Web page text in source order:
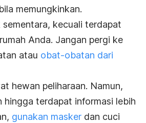
memungkinkan.
kecuali terdapat
Anda. Jangan pergi ke
atau obat-obatan dari
hewan peliharaan. Namun,
terdapat informasi lebih
gunakan masker dan cuci